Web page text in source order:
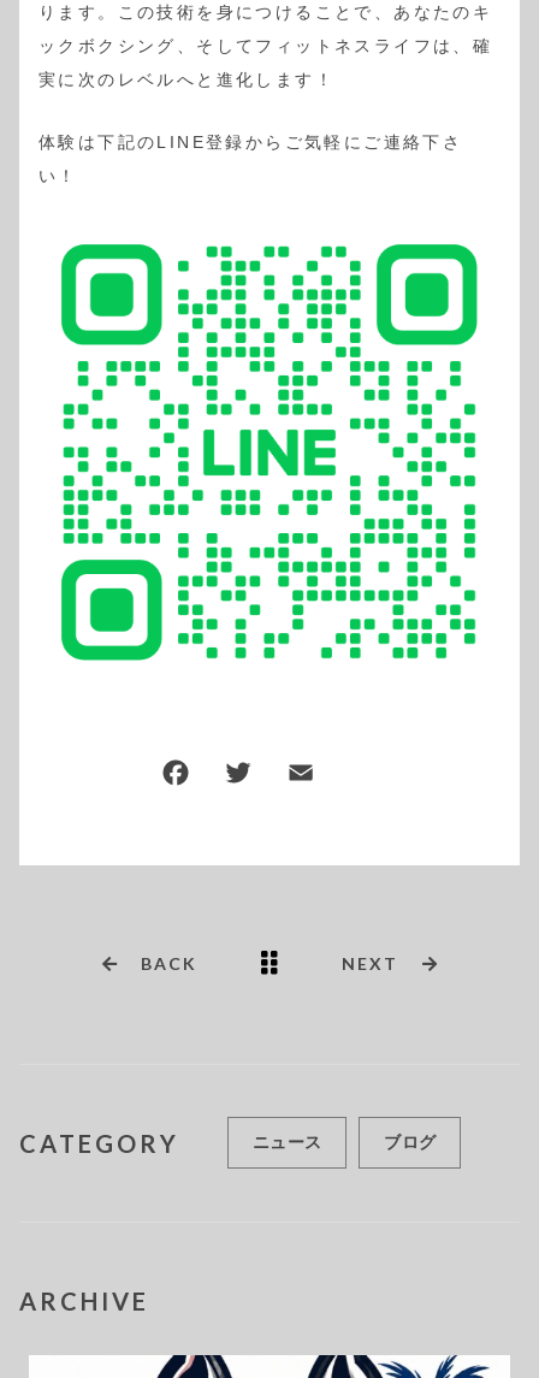
ります。この技術を身につけることで、あなたのキ
ックボクシング、そしてフィットネスライフは、確
実に次のレベルへと進化します！
体験は下記のLINE登録からご気軽にご連絡下さ
い！
BACK NEXT
CATEGORY ニュース ブログ
ARCHIVE